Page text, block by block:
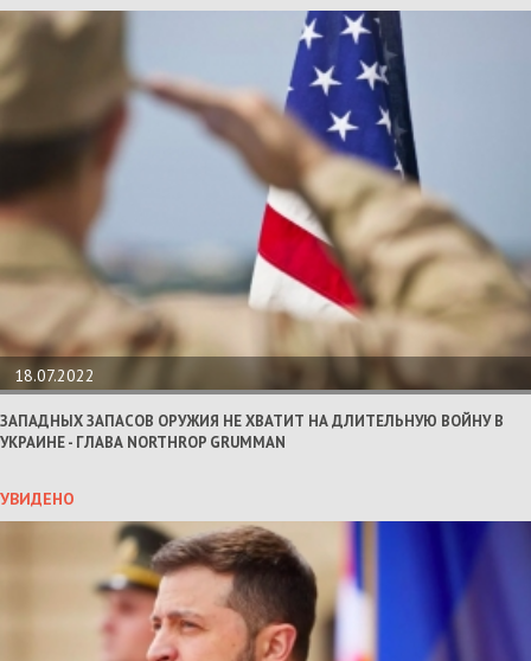
18.07.2022
ЗАПАДНЫХ ЗАПАСОВ ОРУЖИЯ НЕ ХВАТИТ НА ДЛИТЕЛЬНУЮ ВОЙНУ В
УКРАИНЕ - ГЛАВА NORTHROP GRUMMAN
УВИДЕНО